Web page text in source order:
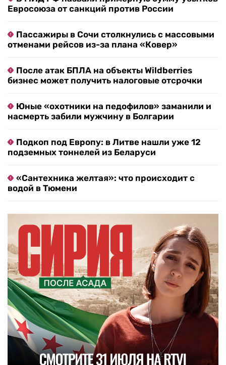
Евросоюза от санкций против России
Пассажиры в Сочи столкнулись с массовыми
отменами рейсов из-за плана «Ковер»
После атак БПЛА на объекты Wildberries
бизнес может получить налоговые отсрочки
Юные «охотники на педофилов» заманили и
насмерть забили мужчину в Болгарии
Подкоп под Европу: в Литве нашли уже 12
подземных тоннелей из Беларуси
«Сантехника желтая»: что происходит с
водой в Тюмени